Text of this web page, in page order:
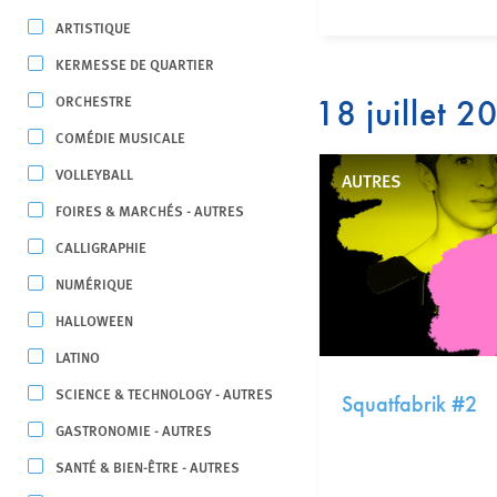
ARTISTIQUE
KERMESSE DE QUARTIER
ORCHESTRE
COMÉDIE MUSICALE
VOLLEYBALL
FOIRES & MARCHÉS - AUTRES
CALLIGRAPHIE
NUMÉRIQUE
HALLOWEEN
LATINO
SCIENCE & TECHNOLOGY - AUTRES
GASTRONOMIE - AUTRES
SANTÉ & BIEN-ÊTRE - AUTRES
18 juillet
AUTRES
Squatfabrik #2